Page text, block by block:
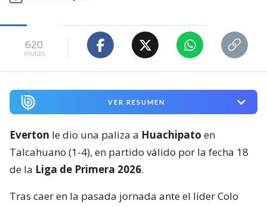
620
visitas
VER RESUMEN
Everton le dio una paliza a Huachipato en
Talcahuano (1-4), en partido válido por la fecha 18
de la Liga de Primera 2026.
Tras caer en la pasada jornada ante el líder Colo